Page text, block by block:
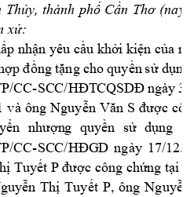
Thủy, thành phố Cần Thơ (nay
xử:
nhận yêu cầu khởi kiện của ng
đồng tặng cho quyền sử dụng
CC-SCC/HĐTCQSDĐ ngày
và ông Nguyễn Văn S được
nhượng quyền sử dụng
CC-SCC/HĐGD ngày 17/12/
Tuyết P được công chứng tại
Thị Tuyết P, ông Nguyễn